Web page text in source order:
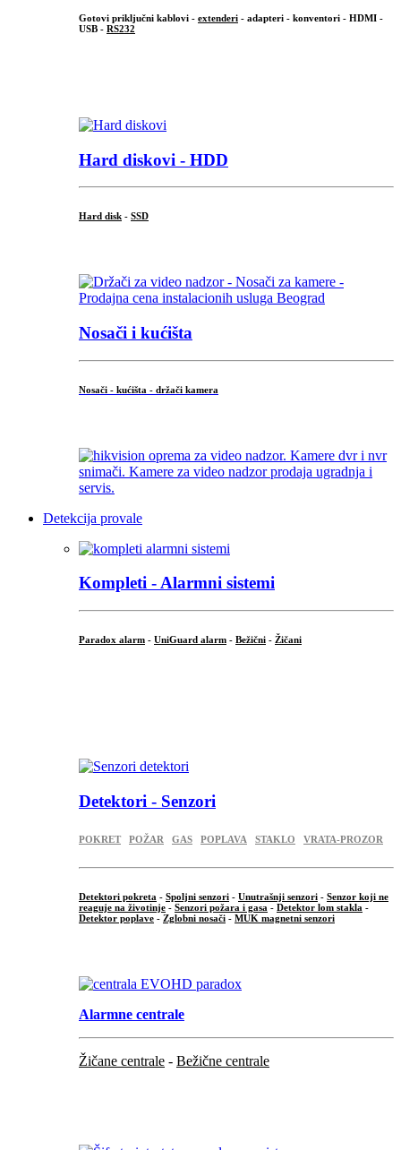
Gotovi priključni kablovi - extenderi - adapteri - konventori - HDMI -
USB - RS232
Hard diskovi - HDD
Hard disk - SSD
Nosači i kućišta
Nosači - kućišta - držači kamera
Detekcija provale
Kompleti - Alarmni sistemi
Paradox alarm - UniGuard alarm - Bežični - Žičani
Detektori - Senzori
POKRET POŽAR GAS POPLAVA STAKLO VRATA-PROZOR
Detektori pokreta - Spoljni senzori - Unutrašnji senzori - Senzor koji ne
reaguje na životinje - Senzori požara i gasa - Detektor lom stakla -
Detektor poplave - Zglobni nosači - MUK magnetni senzori
Alarmne centrale
Žičane centrale - Bežične centrale